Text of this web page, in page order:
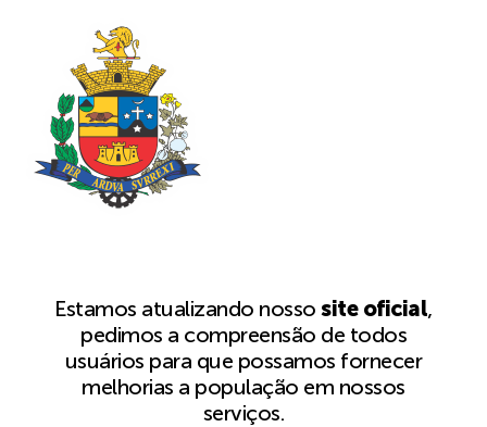
Estamos atualizando nossosite oficial,
pedimos a compreensão de todos
usuários para que possamos fornecer
melhorias a população em nossos
serviços.